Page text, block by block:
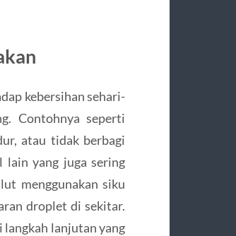
kebersihan sehari-
Contohnya seperti
atau tidak berbagi
lain yang juga sering
menggunakan siku
droplet di sekitar.
langkah lanjutan yang